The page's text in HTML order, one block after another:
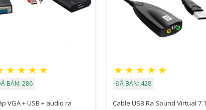
★ ★ ★ ★
BÁN: 286
VGA + USB + audio ra
★ ★ ★ ★ ★
ĐÃ BÁN: 428
Cable USB Ra Sound Virtual 7.1